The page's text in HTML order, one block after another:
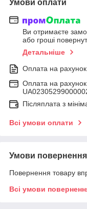
Умови оплати
Ви отримаєте
або гроші
Детальніше
Оплата на рахунок
Оплата на
Післяплата з
Всі умови оплати
Умови повернення
Повернення товару
Всі умови